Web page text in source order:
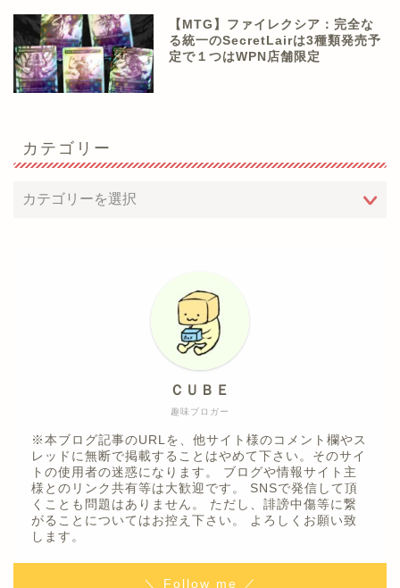
【MTG】ファイレクシア：完全な
る統一のSecretLairは3種類発売予
定で１つはWPN店舗限定
カテゴリー
趣味ブロガー
ＣＵＢＥ
※本ブログ記事のURLを、他サイト様のコメント欄やス
レッドに無断で掲載することはやめて下さい。そのサイ
トの使用者の迷惑になります。 ブログや情報サイト主
様とのリンク共有等は大歓迎です。 SNSで発信して頂
くことも問題はありません。 ただし、誹謗中傷等に繋
がることについてはお控え下さい。 よろしくお願い致
します。
＼ Follow me ／